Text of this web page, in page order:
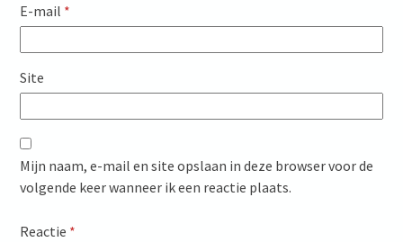
E-mail *
Site
Mijn naam, e-mail en site opslaan in deze browser voor de
volgende keer wanneer ik een reactie plaats.
Reactie *